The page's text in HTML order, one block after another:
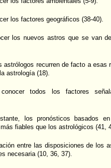
los factores geográficos (38-40).
los nuevos astros que se van
astrólogos recurren de facto a esas
astrología (18).
todos los factores
los pronósticos basados
fiables que los astrológicos (41,
entre las disposiciones de los
necesaria (10, 36, 37).